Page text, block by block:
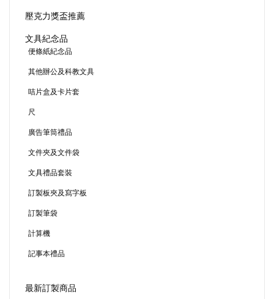
壓克力獎盃推薦
文具紀念品
便條紙紀念品
其他辦公及科教文具
咭片盒及卡片套
尺
廣告筆筒禮品
文件夾及文件袋
文具禮品套裝
訂製板夾及寫字板
訂製筆袋
計算機
記事本禮品
最新訂製商品